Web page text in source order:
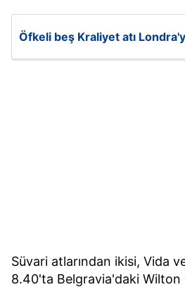
Öfkeli beş Kraliyet atı
Süvari atlarından ikisi, Vida
8.40'ta Belgravia'daki